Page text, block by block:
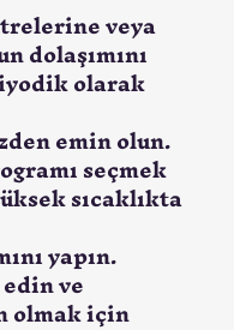
veya
olarak
emin olun.
seçmek
sıcaklıkta
yapın.
ve
olmak için